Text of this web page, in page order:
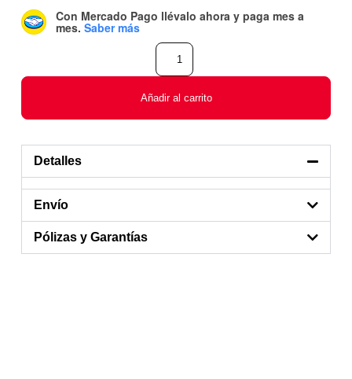
Con Mercado Pago llévalo ahora y paga mes a
mes. Saber más
Añadir al carrito
Detalles
Envío
Pólizas y Garantías